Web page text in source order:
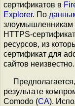
сертификатов в
Explorer. По
злоумышленникам
HTTPS-
ресурсов, из
сертификат для
сайтов неизвестно.
результате
Comodo (CA).